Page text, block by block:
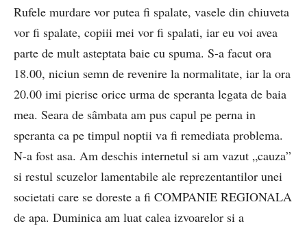
Rufele murdare vor putea fi spalate, vasele din chiuveta
vor fi spalate, copiii mei vor fi spalati, iar eu voi avea
parte de mult asteptata baie cu spuma. S-a facut ora
18.00, niciun semn de revenire la normalitate, iar la ora
20.00 imi pierise orice urma de speranta legata de baia
mea. Seara de sâmbata am pus capul pe perna in
speranta ca pe timpul noptii va fi remediata problema.
N-a fost asa. Am deschis internetul si am vazut „cauza”
si restul scuzelor lamentabile ale reprezentantilor unei
societati care se doreste a fi COMPANIE REGIONALA
de apa. Duminica am luat calea izvoarelor si a